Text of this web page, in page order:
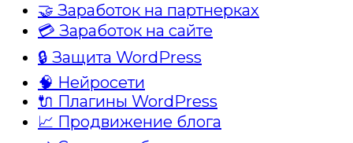
🤝 Заработок на партнерках
💳 Заработок на сайте
🔒 Защита WordPress
🧠 Нейросети
🔌 Плагины WordPress
📈 Продвижение блога